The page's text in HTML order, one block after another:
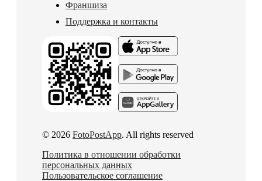
Франшиза
Поддержка и контакты
© 2026 FotoPostApp. All rights reserved
Политика в отношении обработки
персональных данных
Пользовательское соглашение